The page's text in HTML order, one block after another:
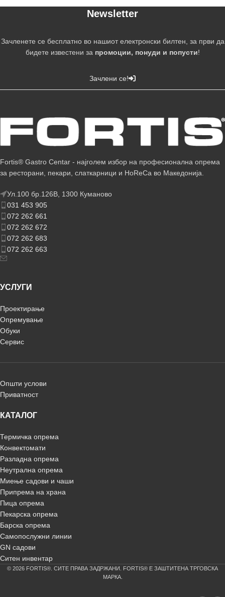
Newsletter
Зачленете се бесплатно во нашиот електронски билтен, за први да
бидете известени за промоции, понуди и попусти!
Зачлени се!
Fortis® Gastro Centar - најголем избор на професионална опрема
за ресторани, пекари, слаткарници и HoReCa во Македонија.
Ул.100 бр.126В, 1300 Куманово
031 453 905
072 262 661
072 262 672
072 262 683
072 262 663
УСЛУГИ
Проектирање
Опремување
Обуки
Сервис
Општи услови
Приватност
КАТАЛОГ
Термичка опрема
Конвектомати
Разладна опрема
Неутрална опрема
Миење садови и чаши
Припрема на храна
Пица опрема
Пекарска опрема
Барска опрема
Самопослужни линии
GN садови
Ситен инвентар
© 2026 FORTIS®. СИТЕ ПРАВА ЗАДРЖАНИ. FORTIS® Е ЗАШТИТЕНА ТРГОВСКА
МАРКА.